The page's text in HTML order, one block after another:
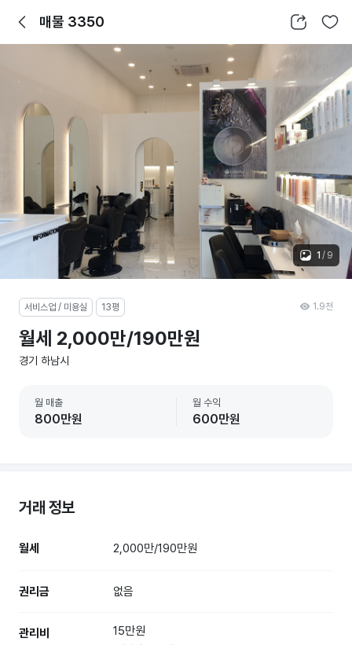
뒤로가기매물 3350 공유하기 찜하기
1 / 9
서비스업 / 미용실 13평
월세 2,000만/190만원
경기 하남시
월 매출
800만원
월 수익
600만원
1.9천
거래 정보
월세 2,000만/190만원
권리금 없음
관리비 15만원